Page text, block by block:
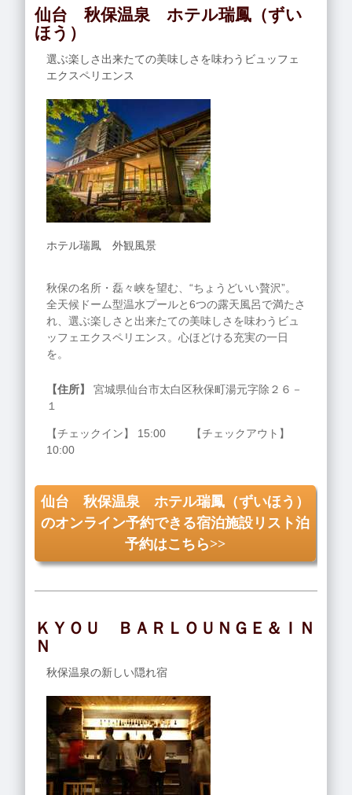
仙台 秋保温泉 ホテル瑞鳳（ずい
ほう）
選ぶ楽しさ出来たての美味しさを味わうビュッフェ
エクスペリエンス
ホテル瑞鳳 外観風景
秋保の名所・磊々峡を望む、“ちょうどいい贅沢”。
全天候ドーム型温水プールと6つの露天風呂で満たさ
れ、選ぶ楽しさと出来たての美味しさを味わうビュ
ッフェエクスペリエンス。心ほどける充実の一日
を。
【住所】
宮城県仙台市太白区秋保町湯元字除２６－
１
【チェックイン】 15:00 【チェックアウト】
10:00
仙台 秋保温泉 ホテル瑞鳳（ずいほう）
のオンライン予約できる宿泊施設リスト泊
予約はこちら>>
ＫＹＯＵ ＢＡＲＬＯＵＮＧＥ＆ＩＮ
Ｎ
秋保温泉の新しい隠れ宿